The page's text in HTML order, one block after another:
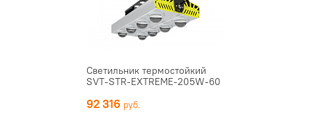
Светильник термостойкий
SVT-STR-EXTREME-205W-60
92 316